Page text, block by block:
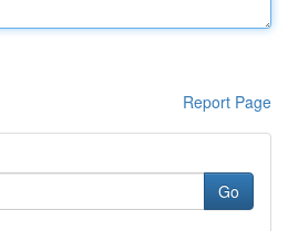
Report Page
Go